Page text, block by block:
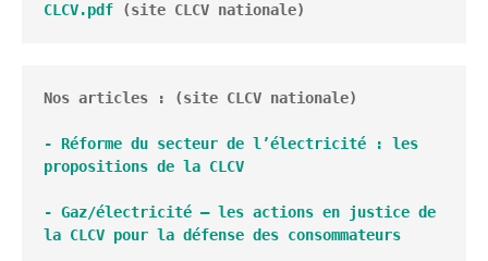
CLCV.pdf (site CLCV nationale)
Nos articles : (site CLCV nationale)
- Réforme du secteur de l’électricité : les
propositions de la CLCV
- Gaz/électricité – les actions en justice de
la CLCV pour la défense des consommateurs